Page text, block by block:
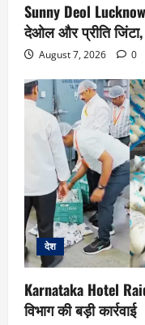
Sunny Deol
देओल और प्रीति जिंटा,
August 7, 2026 0
देश
Karnataka Hotel
विभाग की बड़ी कार्रवाई